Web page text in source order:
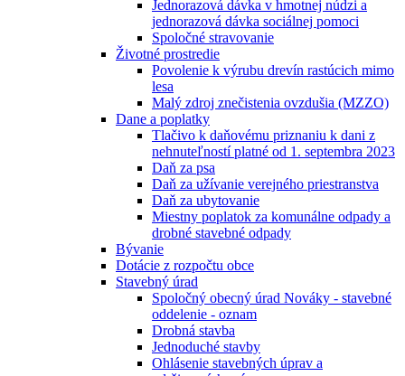
Jednorazová dávka v hmotnej núdzi a
jednorazová dávka sociálnej pomoci
Spoločné stravovanie
Životné prostredie
Povolenie k výrubu drevín rastúcich mimo
lesa
Malý zdroj znečistenia ovzdušia (MZZO)
Dane a poplatky
Tlačivo k daňovému priznaniu k dani z
nehnuteľností platné od 1. septembra 2023
Daň za psa
Daň za užívanie verejného priestranstva
Daň za ubytovanie
Miestny poplatok za komunálne odpady a
drobné stavebné odpady
Bývanie
Dotácie z rozpočtu obce
Stavebný úrad
Spoločný obecný úrad Nováky - stavebné
oddelenie - oznam
Drobná stavba
Jednoduché stavby
Ohlásenie stavebných úprav a